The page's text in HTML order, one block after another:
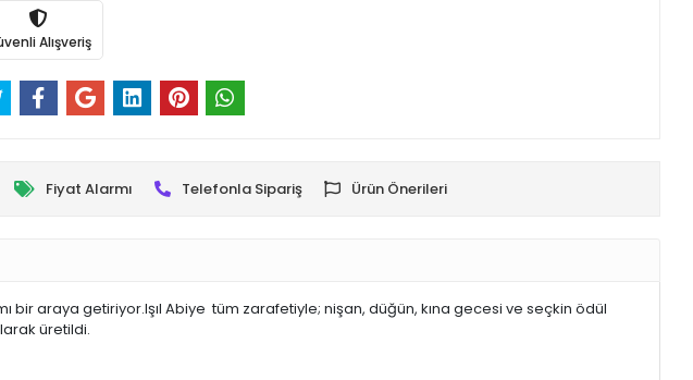
Alışveriş
Fiyat Alarmı Telefonla Sipariş Ürün Önerileri
bir araya getiriyor.Işıl Abiye tüm zarafetiyle; nişan, düğün, kına gecesi ve seçkin ödül
üretildi.